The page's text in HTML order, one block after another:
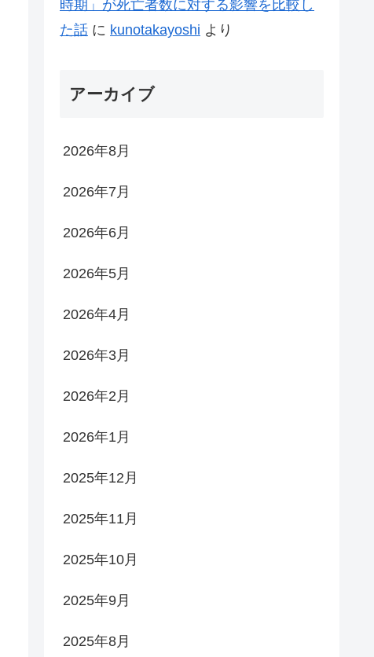
時期」が死亡者数に対する影響を比較し
た話 に kunotakayoshi より
アーカイブ
2026年8月
2026年7月
2026年6月
2026年5月
2026年4月
2026年3月
2026年2月
2026年1月
2025年12月
2025年11月
2025年10月
2025年9月
2025年8月